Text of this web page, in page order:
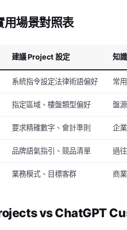
用場景對照表
建議 Project 設定 知
系統指令設定法律術語偏好 常
指定區域、樓盤類型偏好 盤
要求精確數字、會計準則 企
品牌語氣指引、競品清單 過
業務模式、目標客群 商
vs ChatGPT